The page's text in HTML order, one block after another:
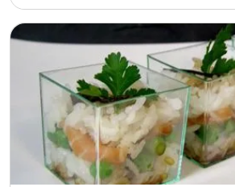
parfaite harmonie avec vos besoins, vos envies et votre
ans, Tendance et Fraicheur met son savoir-faire
événements dans le Nord-Pas-de-Calais.
ouvert notre restaurant et salle de réception à
également la location de notre salle, en formule
événements.